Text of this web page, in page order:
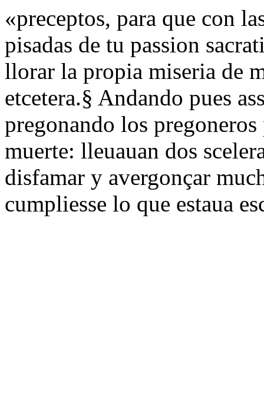
«preceptos, para que con
pisadas de tu passion
llorar la propia miseria de
etcetera.§ Andando pues
pregonando los
muerte: lleuauan dos
disfamar y avergonçar
cumpliesse lo que estaua